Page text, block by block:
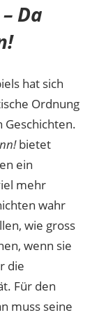
Da
hat sich
Ordnung
bietet
ein
mehr
wahr
wie gross
wenn sie
die
Für den
muss seine